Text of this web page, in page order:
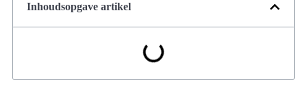
Inhoudsopgave artikel